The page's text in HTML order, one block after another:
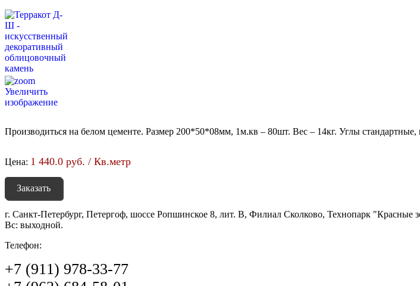
Увеличить
изображение
Производиться на белом цементе. Размер 200*50*08мм, 1м.кв – 80шт. Вес – 14кг. Углы
Цена: 1 440.0 руб. / Кв.метр
Заказать
г. Санкт-Петербург, Петергоф, шоссе Ропшинское 8, лит. В, Филиал Сколково, Технопарк
Вс: выходной.
Телефон:
+7 (911) 978-33-77